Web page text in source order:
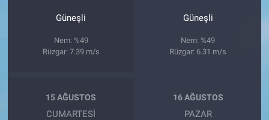
Güneşli
Nem: %49
Rüzgar: 7.39 m/s
Güneşli
Nem: %49
Rüzgar: 6.31 m/s
15 AĞUSTOS
CUMARTESI
16 AĞUSTOS
PAZAR